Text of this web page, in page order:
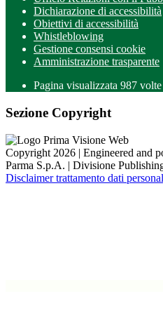
Dichiarazione di accessibilità
Obiettivi di accessibilità
Whistleblowing
Gestione consensi cookie
Amministrazione trasparente
Pagina visualizzata 987 volte
Sezione Copyright
Copyright 2026 | Engineered and
Parma S.p.A. | Divisione
Disclaimer trattamento dati